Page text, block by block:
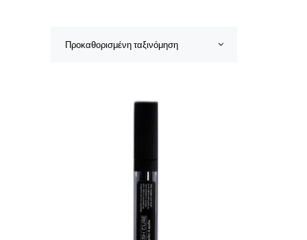
Προκαθορισμένη ταξινόμηση